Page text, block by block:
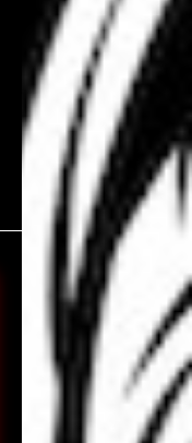
- "PAINKILLER"
des polices directement
Blogger */...